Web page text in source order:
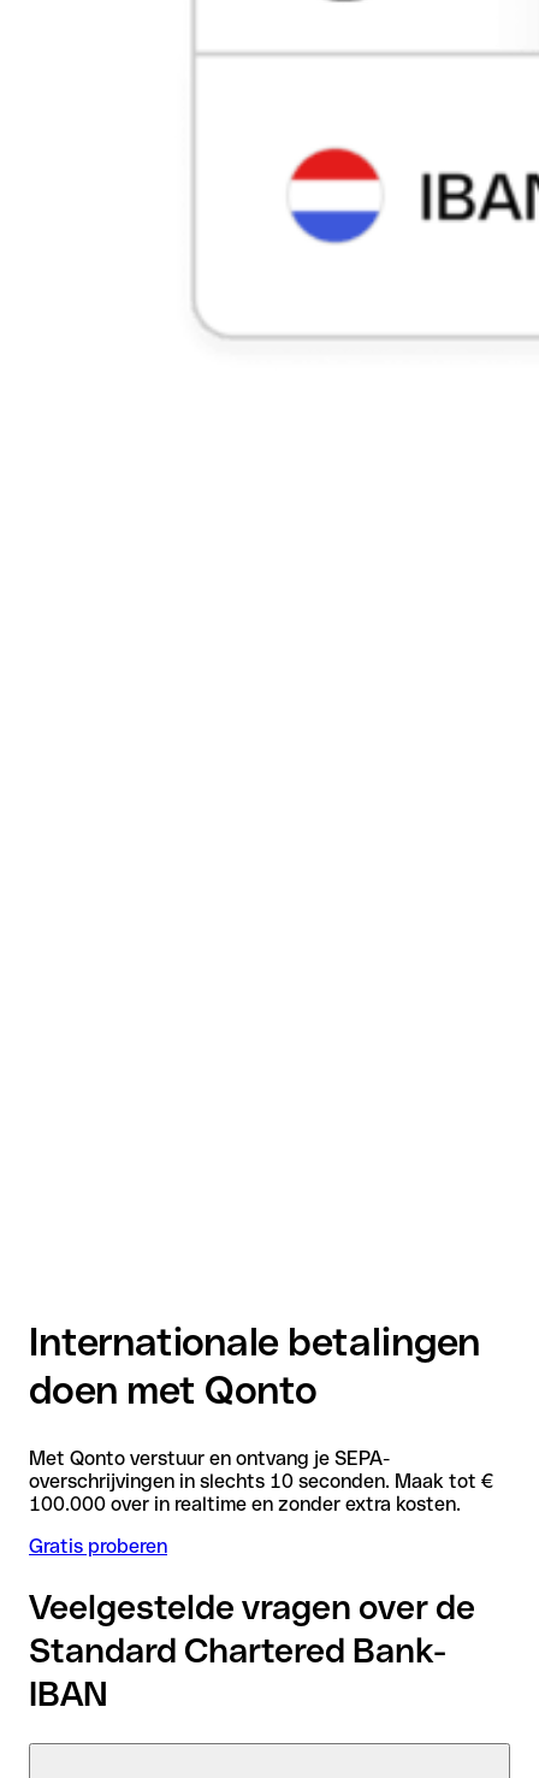
Internationale betalingen
doen met Qonto
Met Qonto verstuur en ontvang je SEPA-
overschrijvingen in slechts 10 seconden. Maak tot €
100.000 over in realtime en zonder extra kosten.
Gratis proberen
Veelgestelde vragen over de
Standard Chartered Bank-
IBAN